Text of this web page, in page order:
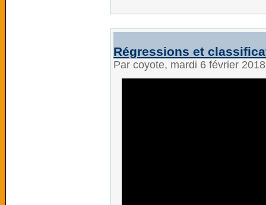
Régressions et
Par coyote, mardi 6 février